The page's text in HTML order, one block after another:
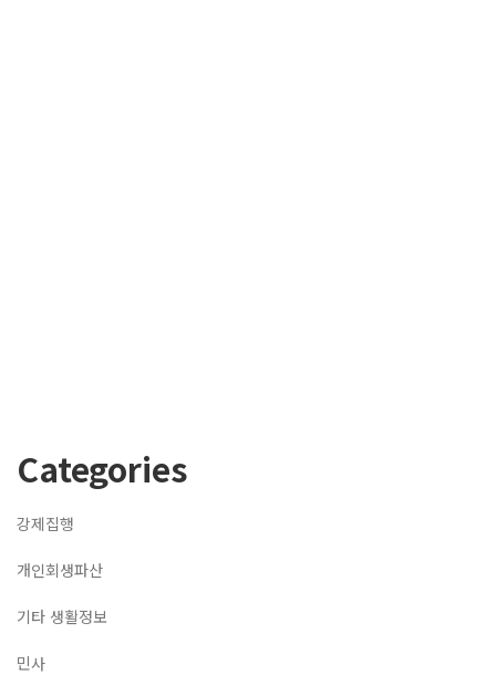
Categories
강제집행
개인회생파산
기타 생활정보
민사